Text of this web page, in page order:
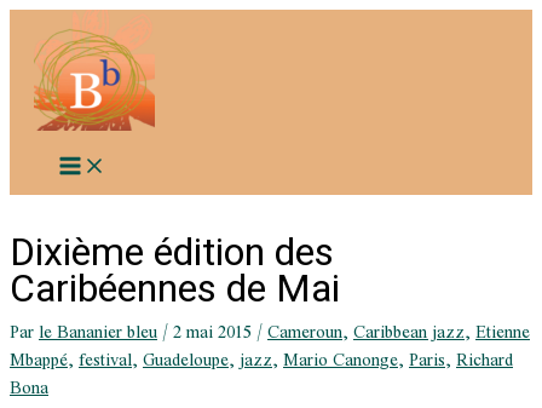
contenu
Dixième édition des
Caribéennes de Mai
Parle Bananier bleu/2 mai 2015/Cameroun,Caribbean jazz,Etienne
Mbappé,festival,Guadeloupe,jazz,Mario Canonge,Paris,Richard
Bona